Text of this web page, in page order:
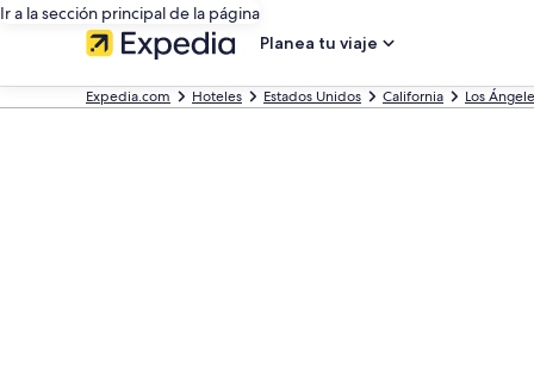
Ir a la sección principal de la página
Planea tu viaje
Expedia.com Hoteles Estados Unidos California Los